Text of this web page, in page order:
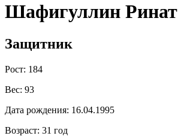
Шафигуллин Ринат
Защитник
Рост: 184
Вес: 93
Дата рождения: 16.04.1995
Возраст: 31 год